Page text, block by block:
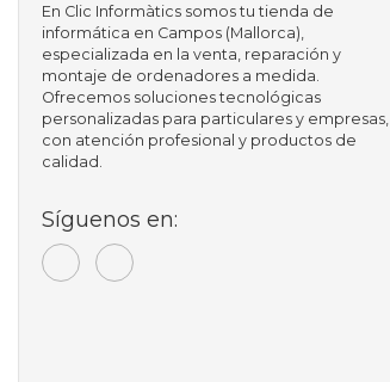
En Clic Informàtics somos tu tienda de
informática en Campos (Mallorca),
especializada en la venta, reparación y
montaje de ordenadores a medida.
Ofrecemos soluciones tecnológicas
personalizadas para particulares y empresas,
con atención profesional y productos de
calidad.
Síguenos en: